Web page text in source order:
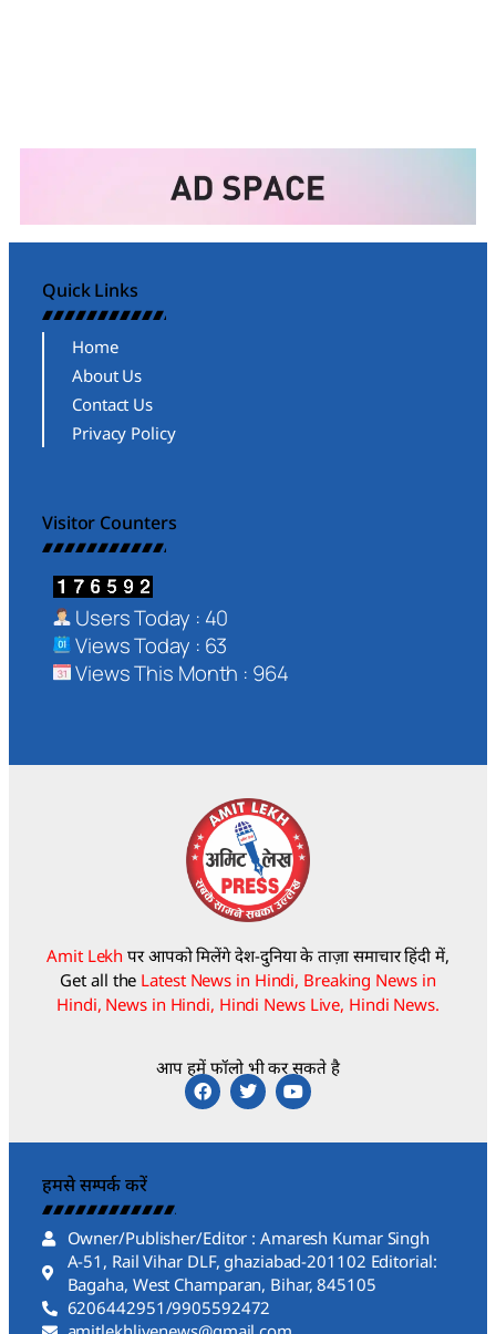
Quick Links
Home
About Us
Contact Us
Privacy Policy
Visitor Counters
Users Today : 40
Views Today : 63
Views This Month : 964
Amit Lekh पर आपको मिलेंगे देश-दुनिया के ताज़ा समाचार हिंदी में,
Get all the Latest News in Hindi, Breaking News in
Hindi, News in Hindi, Hindi News Live, Hindi News.
आप हमें फॉलो भी कर सकते है
हमसे सम्पर्क करें
Owner/Publisher/Editor : Amaresh Kumar Singh
A-51, Rail Vihar DLF, ghaziabad-201102 Editorial:
Bagaha, West Champaran, Bihar, 845105
6206442951/9905592472